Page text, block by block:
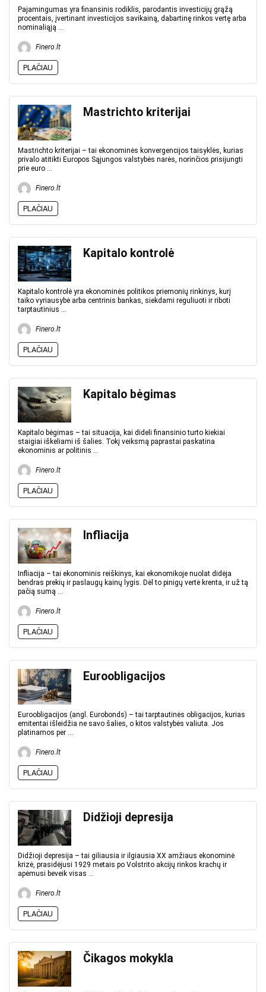
Pajamingumas yra finansinis rodiklis, parodantis investicijų grąžą
procentais, įvertinant investicijos savikainą, dabartinę rinkos vertę arba
nominaliąją ...
Finero.lt
PLAČIAU
Mastrichto kriterijai
Mastrichto kriterijai – tai ekonominės konvergencijos taisyklės, kurias
privalo atitikti Europos Sąjungos valstybės narės, norinčios prisijungti
prie euro ...
Finero.lt
PLAČIAU
Kapitalo kontrolė
Kapitalo kontrolė yra ekonominės politikos priemonių rinkinys, kurį
taiko vyriausybė arba centrinis bankas, siekdami reguliuoti ir riboti
tarptautinius ...
Finero.lt
PLAČIAU
Kapitalo bėgimas
Kapitalo bėgimas – tai situacija, kai dideli finansinio turto kiekiai
staigiai iškeliami iš šalies. Tokį veiksmą paprastai paskatina
ekonominis ar politinis ...
Finero.lt
PLAČIAU
Infliacija
Infliacija – tai ekonominis reiškinys, kai ekonomikoje nuolat didėja
bendras prekių ir paslaugų kainų lygis. Dėl to pinigų vertė krenta, ir už tą
pačią sumą ...
Finero.lt
PLAČIAU
Euroobligacijos
Euroobligacijos (angl. Eurobonds) – tai tarptautinės obligacijos, kurias
emitentai išleidžia ne savo šalies, o kitos valstybės valiuta. Jos
platinamos per ...
Finero.lt
PLAČIAU
Didžioji depresija
Didžioji depresija – tai giliausia ir ilgiausia XX amžiaus ekonominė
krizė, prasidėjusi 1929 metais po Volstrito akcijų rinkos krachų ir
apėmusi beveik visas ...
Finero.lt
PLAČIAU
Čikagos mokykla